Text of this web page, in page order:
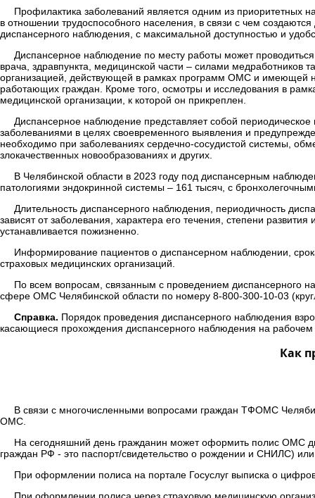
Профилактика заболеваний является одним из приоритетных
в отношении трудоспособного населения, в связи с чем
диспансерного наблюдения, с максимальной доступностью и
Диспансерное наблюдение по месту работы может
врача, здравпункта, медицинской части – силами медработников
организацией, действующей в рамках программ ОМС и имеющей
работающих граждан. Кроме того, осмотры и исследования в
медицинской организации, к которой он прикреплен.
Диспансерное наблюдение представляет собой
заболеваниями в целях своевременного выявления и
необходимо при заболеваниях сердечно-сосудистой системы,
злокачественных новообразованиях и других.
В Челябинской области в 2023 году под диспансерным
патологиями эндокринной системы – 161 тысяч, с
Длительность диспансерного наблюдения, периодичность
зависят от заболевания, характера его течения, степени
устанавливается пожизненно.
Информирование пациентов о диспансерном наблюдении,
страховых медицинских организаций.
По всем вопросам, связанным с проведением диспансерного
сфере ОМС Челябинской области по номеру 8-800-300-10-03
Справка. Порядок проведения диспансерного наблюдения
касающиеся прохождения диспансерного наблюдения на
Как
В связи с многочисленными вопросами граждан ТФОМС
ОМС.
На сегодняшний день гражданин может оформить полис ОМС
граждан РФ - это паспорт/свидетельство о рождении и СНИЛС)
При оформлении полиса на портале Госуслуг выписка о